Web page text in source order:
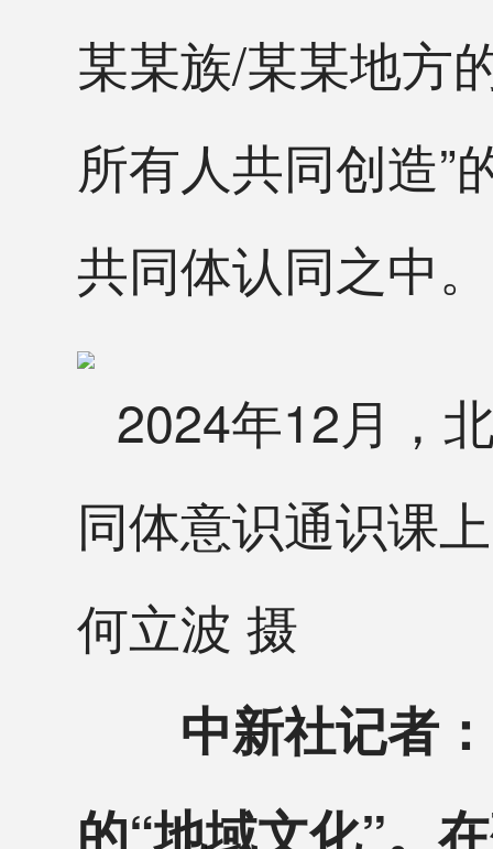
某某族/某某地方
所有人共同创造”
共同体认同之中。
2024年12月，
同体意识通识课
何立波 摄
中新社记者
的“地域文化”。